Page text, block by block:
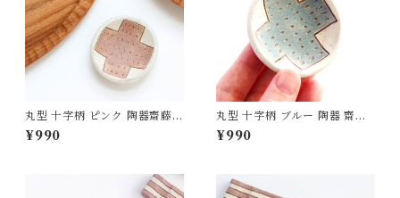
丸型 十字柄 ピンク 陶器齋藤奈
月
¥990
丸型 十字柄 ブルー 陶器 齋藤
奈月
¥990